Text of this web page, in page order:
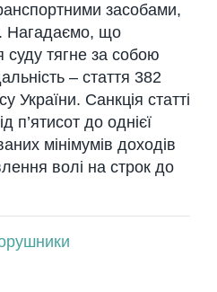
засобами,
Нагадаємо, що
суду тягне за собою
– стаття 382
України. Санкція статті
п’ятисот до однієї
мінімумів доходів
волі на строк до